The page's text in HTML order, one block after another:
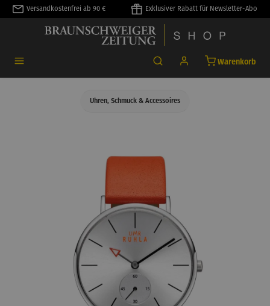
springen
Versandkostenfrei ab 90 € Exklusiver Rabatt für Newsletter-Abo
Warenkorb
Uhren, Schmuck & Accessoires